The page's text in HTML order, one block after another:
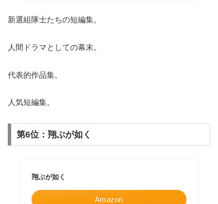
新選組隊士たちの短編集。
人間ドラマとしての幕末。
代表的作品集。
人気短編集。
第6位：翔ぶが如く
翔ぶが如く
Amazon